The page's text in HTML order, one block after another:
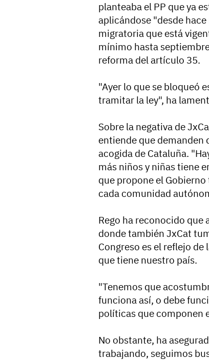
planteaba el PP que ya
aplicándose "desde
migratoria que está
mínimo hasta
reforma del artículo 35.
"Ayer lo que se bloqueó
tramitar la ley", ha
Sobre la negativa de
entiende que demanden
acogida de Cataluña.
más niños y niñas tiene
que propone el
cada comunidad
Rego ha reconocido que
donde también JxCat
Congreso es el reflejo
que tiene nuestro país.
"Tenemos que
funciona así, o debe
políticas que componen
No obstante, ha
trabajando, seguimos